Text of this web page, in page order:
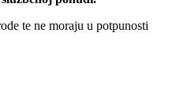
te ne moraju u potpunosti